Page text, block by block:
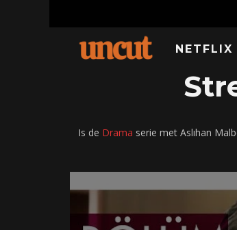
NETFLIX
Is de Drama serie met Aslıhan